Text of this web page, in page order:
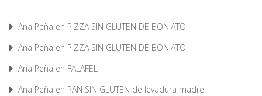
Ana Peña en PIZZA SIN GLUTEN DE BONIATO
Ana Peña en PIZZA SIN GLUTEN DE BONIATO
Ana Peña en FALAFEL
Ana Peña en PAN SIN GLUTEN de levadura madre